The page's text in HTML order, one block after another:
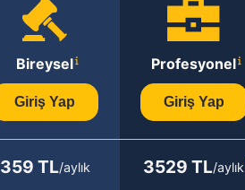
Bireysel
Giriş Yap
Profesyonel
Giriş Yap
359 TL/aylık 3529 TL/aylık